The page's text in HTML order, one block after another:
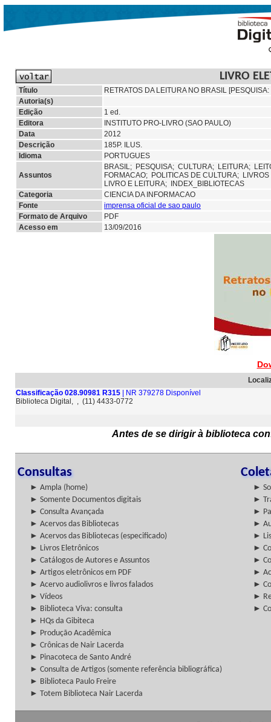
LIVRO
Título
RETRATOS DA LEITURA NO BRASIL
Autoria(s)
Edição
1 ed.
Editora
INSTITUTO PRO-LIVRO (SAO PAULO)
Data
2012
Descrição
185P. ILUS.
Idioma
PORTUGUES
Assuntos
BRASIL; PESQUISA; CULTURA; LEITURA;
FORMACAO; POLITICAS DE CULTURA;
LIVRO E LEITURA; INDEX_BIBLIOTECAS
Categoria
CIENCIA DA INFORMACAO
Fonte
imprensa oficial de sao paulo
Formato de Arquivo
PDF
Acesso em
13/09/2016
Classificação 028.90981 R315 | NR 379278 Disponível
Biblioteca Digital, , (11) 4433-0772
Antes de se dirigir à biblioteca
Consultas
► Ampla (home)
►
► Somente Documentos digitais
►
► Consulta Avançada
►
► Acervos das Bibliotecas
►
► Acervos das Bibliotecas (especificado)
►
► Livros Eletrônicos
►
► Catálogos de Autores e Assuntos
►
► Artigos eletrônicos em PDF
►
► Acervo audiolivros e livros falados
►
► Vídeos
►
► Biblioteca Viva: consulta
►
► HQs da Gibiteca
► Produção Acadêmica
► Crônicas de Nair Lacerda
► Pinacoteca de Santo André
► Consulta de Artigos (somente referência bibliográfica)
► Biblioteca Paulo Freire
► Totem Biblioteca Nair Lacerda